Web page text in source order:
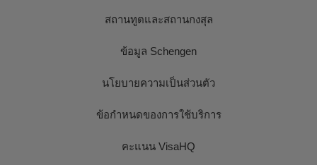
สถานทูตและสถานกงสุล
ข้อมูล Schengen
นโยบายความเป็นส่วนตัว
ข้อกำหนดของการใช้บริการ
คะแนน VisaHQ